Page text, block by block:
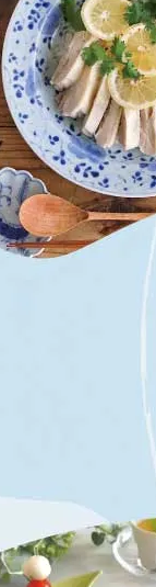
ップ
プ
ス
ット